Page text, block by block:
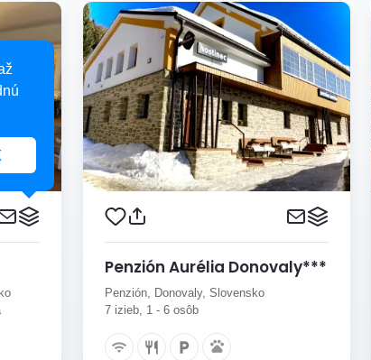
Penzión Aurélia Donovaly***
Penzión, Donovaly, Slovensko
7 izieb, 1 - 6 osôb